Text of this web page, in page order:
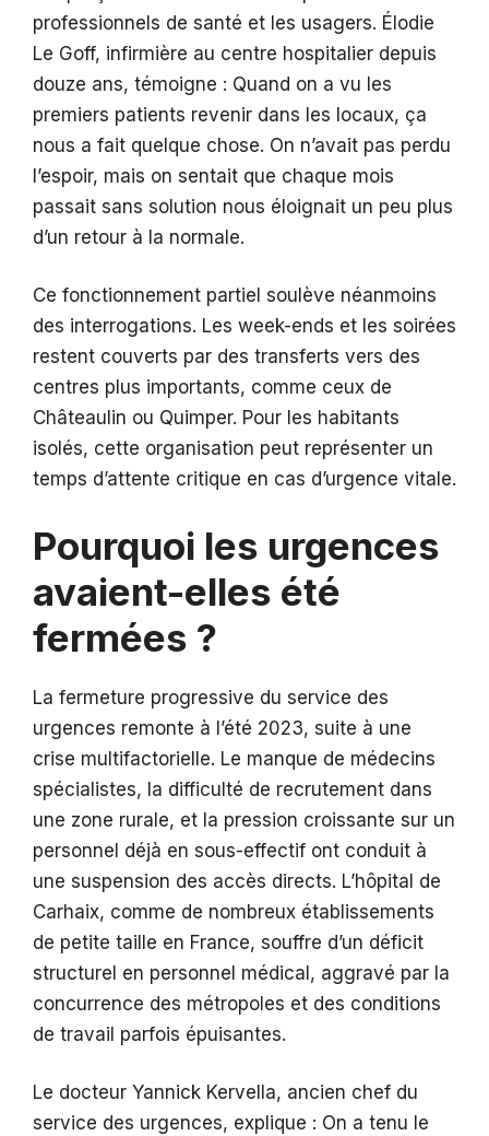
professionnels de santé et les usagers. Élodie
Le Goff, infirmière au centre hospitalier depuis
douze ans, témoigne : Quand on a vu les
premiers patients revenir dans les locaux, ça
nous a fait quelque chose. On n’avait pas perdu
l’espoir, mais on sentait que chaque mois
passait sans solution nous éloignait un peu plus
d’un retour à la normale.
Ce fonctionnement partiel soulève néanmoins
des interrogations. Les week-ends et les soirées
restent couverts par des transferts vers des
centres plus importants, comme ceux de
Châteaulin ou Quimper. Pour les habitants
isolés, cette organisation peut représenter un
temps d’attente critique en cas d’urgence vitale.
Pourquoi les urgences
avaient-elles été
fermées ?
La fermeture progressive du service des
urgences remonte à l’été 2023, suite à une
crise multifactorielle. Le manque de médecins
spécialistes, la difficulté de recrutement dans
une zone rurale, et la pression croissante sur un
personnel déjà en sous-effectif ont conduit à
une suspension des accès directs. L’hôpital de
Carhaix, comme de nombreux établissements
de petite taille en France, souffre d’un déficit
structurel en personnel médical, aggravé par la
concurrence des métropoles et des conditions
de travail parfois épuisantes.
Le docteur Yannick Kervella, ancien chef du
service des urgences, explique : On a tenu le